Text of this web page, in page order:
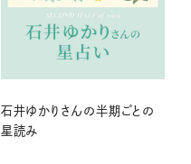
石井ゆかりさんの半期ごとの
星読み